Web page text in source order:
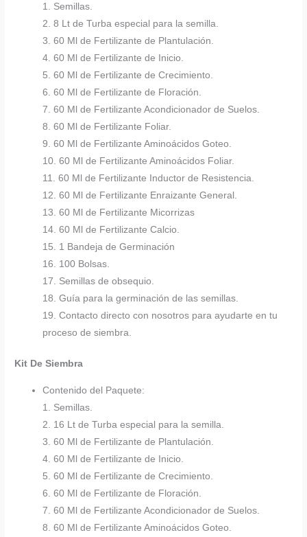
1. Semillas.
2. 8 Lt de Turba especial para la semilla.
3. 60 Ml de Fertilizante de Plantulación.
4. 60 Ml de Fertilizante de Inicio.
5. 60 Ml de Fertilizante de Crecimiento.
6. 60 Ml de Fertilizante de Floración.
7. 60 Ml de Fertilizante Acondicionador de Suelos.
8. 60 Ml de Fertilizante Foliar.
9. 60 Ml de Fertilizante Aminoácidos Goteo.
10. 60 Ml de Fertilizante Aminoácidos Foliar.
11. 60 Ml de Fertilizante Inductor de Resistencia.
12. 60 Ml de Fertilizante Enraizante General.
13. 60 Ml de Fertilizante Micorrizas
14. 60 Ml de Fertilizante Calcio.
15. 1 Bandeja de Germinación
16. 100 Bolsas.
17. Semillas de obsequio.
18. Guía para la germinación de las semillas.
19. Contacto directo con nosotros para ayudarte en tu
proceso de siembra.
Kit De Siembra
Contenido del Paquete:
1. Semillas.
2. 16 Lt de Turba especial para la semilla.
3. 60 Ml de Fertilizante de Plantulación.
4. 60 Ml de Fertilizante de Inicio.
5. 60 Ml de Fertilizante de Crecimiento.
6. 60 Ml de Fertilizante de Floración.
7. 60 Ml de Fertilizante Acondicionador de Suelos.
8. 60 Ml de Fertilizante Aminoácidos Goteo.